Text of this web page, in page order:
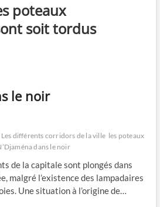
poteaux
soit tordus
le noir
Les différents corridors de la ville les poteaux
dans le noir
de la capitale sont plongés dans
malgré l’existence des lampadaires
Une situation à l’origine de…